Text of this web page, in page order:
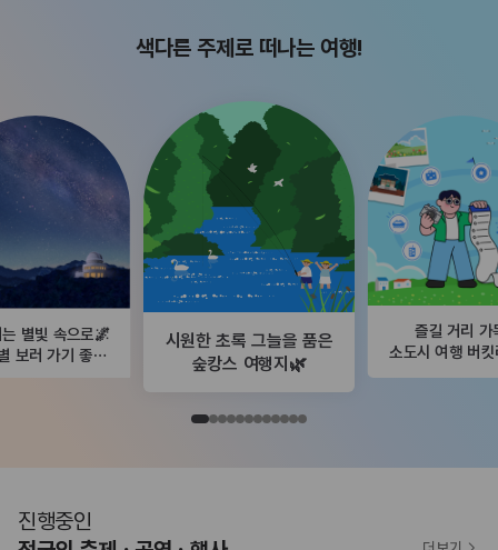
색다른 주제로 떠나는 여행!
별빛 속으로🌌
보러 가기 좋은
시원한 초록 그늘을 품은
숲캉스 여행지🌿
즐길 거리 가
소도시 여행 버킷
진행중인